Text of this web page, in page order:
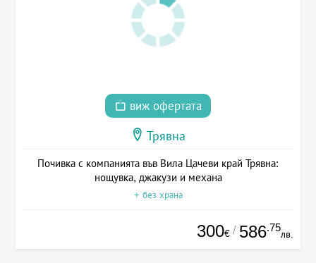
виж офертата
Трявна
Почивка с компанията във Вила Цачеви край Трявна:
нощувка, джакузи и механа
+ без храна
300€ / 586.75
лв.